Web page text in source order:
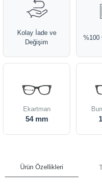
Kolay İade ve
Değişim
%100
Ekartman
54 mm
Ürün Özellikleri